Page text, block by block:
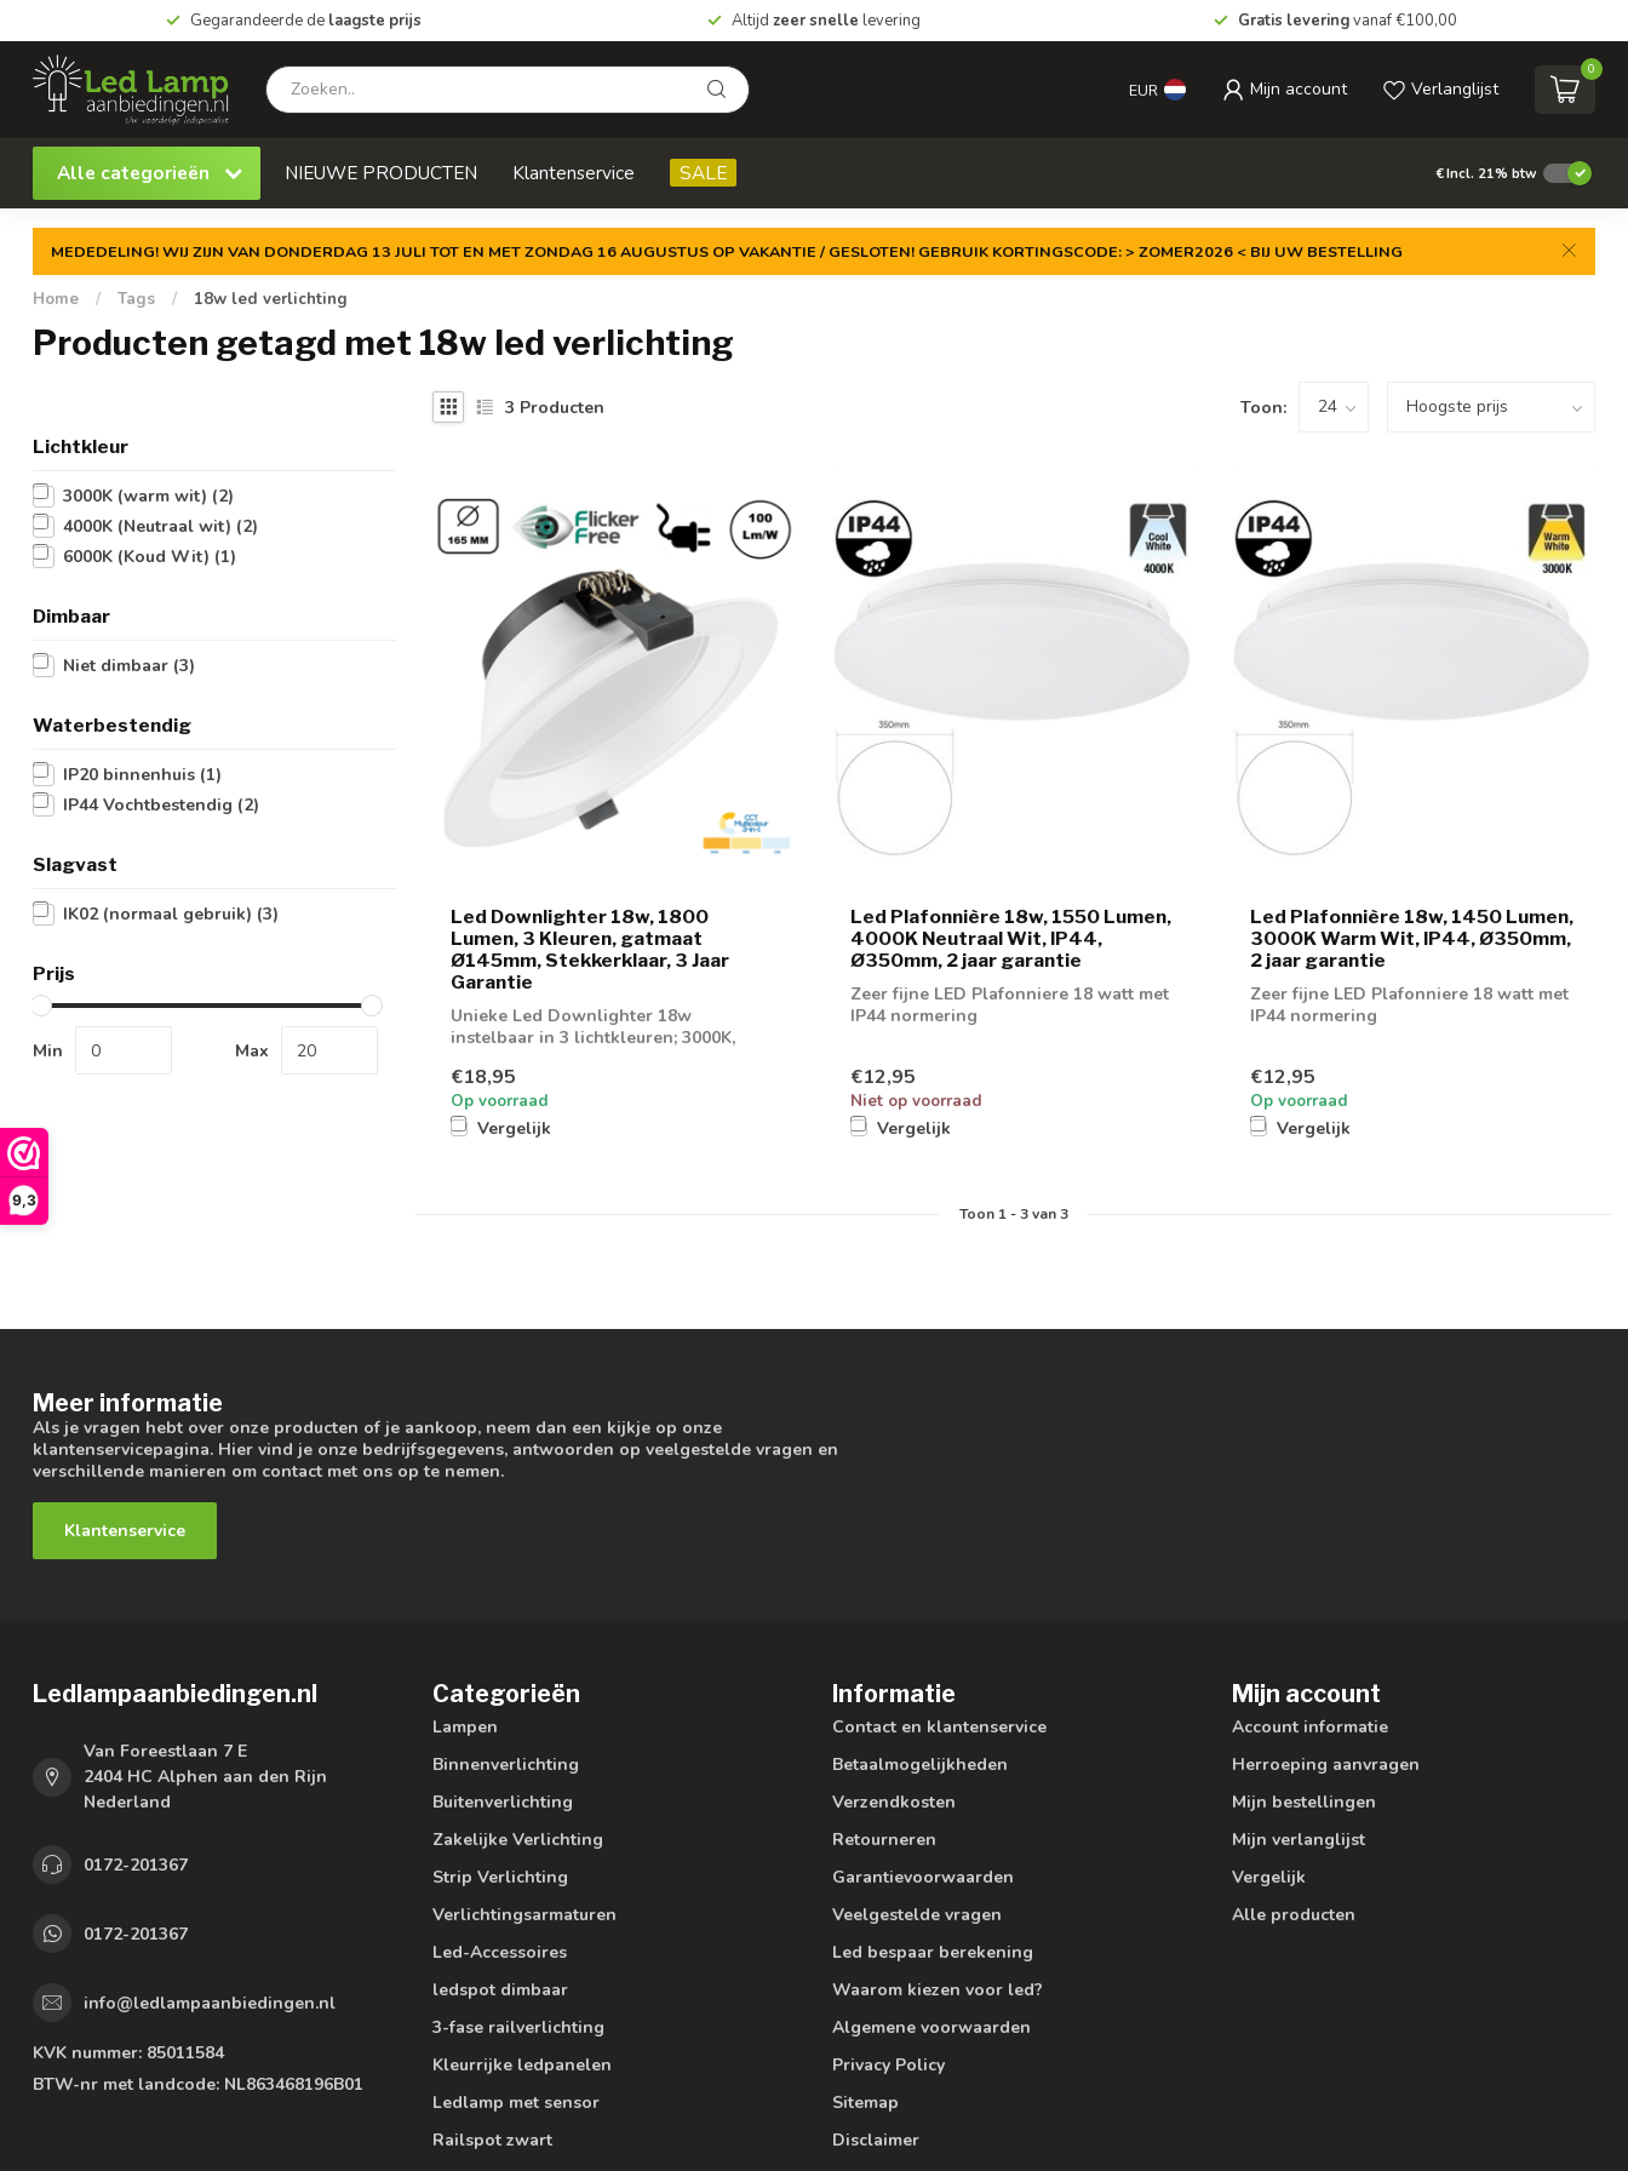
9,3
Gegarandeerde de laagste prijs Altijd zeer snelle levering Gratis leveringvanaf €100,00
EUR Mijn account Verlanglijst
0
Alle categorieën NIEUWE PRODUCTEN Klantenservice SALE €Incl. 21% btw
MEDEDELING! WIJ ZIJN VAN DONDERDAG 13 JULI TOT EN MET ZONDAG 16 AUGUSTUS OP VAKANTIE / GESLOTEN! GEBRUIK KORTINGSCODE: > ZOMER2026 < BIJ UW BESTELLING
Home / Tags / 18w led verlichting
Producten getagd met 18w led verlichting
Lichtkleur
3000K (warm wit) (2)
4000K (Neutraal wit) (2)
6000K (Koud Wit) (1)
Dimbaar
Niet dimbaar (3)
Waterbestendig
IP20 binnenhuis (1)
IP44 Vochtbestendig (2)
Slagvast
IK02 (normaal gebruik) (3)
Prijs
Min Max
3 Producten Toon:
Led Downlighter 18w, 1800
Lumen, 3 Kleuren, gatmaat
Ø145mm, Stekkerklaar, 3 Jaar
Garantie
Unieke Led Downlighter 18w
instelbaar in 3 lichtkleuren; 3000K,
€18,95
Op voorraad
Vergelijk
Led Plafonnière 18w, 1550 Lumen,
4000K Neutraal Wit, IP44,
Ø350mm, 2 jaar garantie
Zeer fijne LED Plafonniere 18 watt met
IP44 normering
€12,95
Niet op voorraad
Vergelijk
Led Plafonnière 18w, 1450 Lumen,
3000K Warm Wit, IP44, Ø350mm,
2 jaar garantie
Zeer fijne LED Plafonniere 18 watt met
IP44 normering
€12,95
Op voorraad
Vergelijk
Toon 1-3van 3
Meer informatie
Als je vragen hebt over onze producten of je aankoop, neem dan een kijkje op onze
klantenservicepagina. Hier vind je onze bedrijfsgegevens, antwoorden op veelgestelde vragen en
verschillende manieren om contact met ons op te nemen.
Klantenservice
Ledlampaanbiedingen.nl
Van Foreestlaan 7 E
2404 HC Alphen aan den Rijn
Nederland
0172-201367
0172-201367
info@ledlampaanbiedingen.nl
KVK nummer: 85011584
BTW-nr met landcode: NL863468196B01
Categorieën
Lampen
Binnenverlichting
Buitenverlichting
Zakelijke Verlichting
Strip Verlichting
Verlichtingsarmaturen
Led-Accessoires
ledspot dimbaar
3-fase railverlichting
Kleurrijke ledpanelen
Ledlamp met sensor
Railspot zwart
Informatie
Contact en klantenservice
Betaalmogelijkheden
Verzendkosten
Retourneren
Garantievoorwaarden
Veelgestelde vragen
Led bespaar berekening
Waarom kiezen voor led?
Algemene voorwaarden
Privacy Policy
Sitemap
Disclaimer
Mijn account
Account informatie
Herroeping aanvragen
Mijn bestellingen
Mijn verlanglijst
Vergelijk
Alle producten